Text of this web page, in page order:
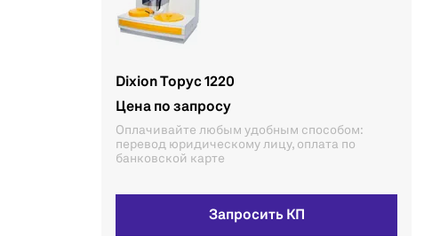
Dixion Торус 1220
Цена по запросу
Оплачивайте любым удобным способом:
перевод юридическому лицу, оплата по
банковской карте
Запросить КП